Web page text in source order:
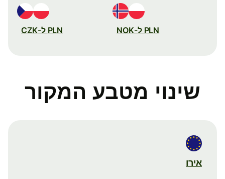
PLN ל-NOK PLN ל-CZK
שינוי מטבע המקור
אירו